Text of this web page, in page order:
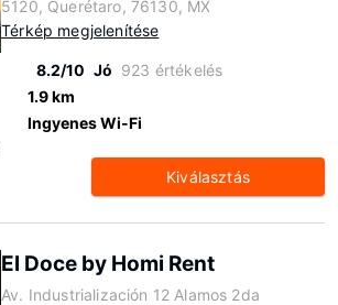
5120, Querétaro, 76130, MX
Térkép megjelenítése
8.2/10 Jó 923 értékelés
1.9 km
Ingyenes Wi-Fi
Kiválasztás
El Doce by Homi Rent
Av. Industrialización 12 Alamos 2da